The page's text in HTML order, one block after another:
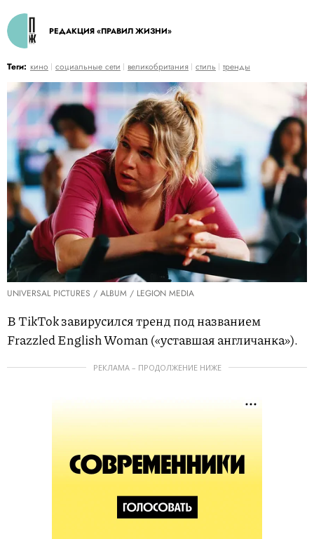
РЕДАКЦИЯ «ПРАВИЛ ЖИЗНИ»
Теги: кино социальные сети великобритания стиль тренды
UNIVERSAL PICTURES / ALBUM / LEGION MEDIA
В TikTok завирусился тренд под названием
Frazzled English Woman («уставшая англичанка»).
РЕКЛАМА – ПРОДОЛЖЕНИЕ НИЖЕ